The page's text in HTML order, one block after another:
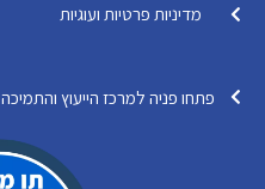
מדיניות פרטיות ועוגיות
פתחו פניה למרכז הייעוץ והתמיכה